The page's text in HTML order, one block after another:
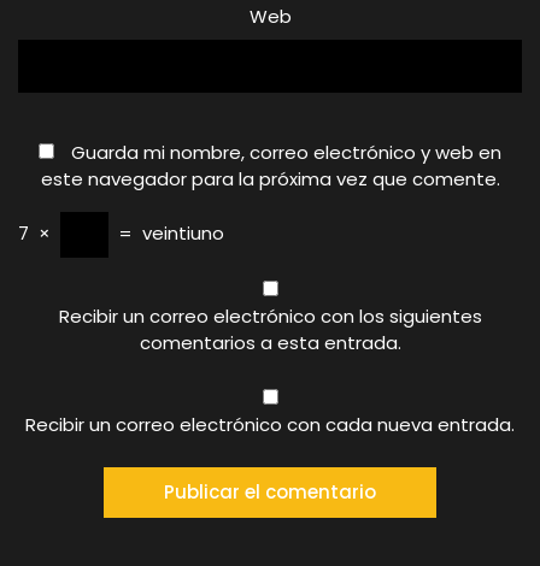
Web
Guarda mi nombre, correo electrónico y web en
este navegador para la próxima vez que comente.
7 × = veintiuno
Recibir un correo electrónico con los siguientes
comentarios a esta entrada.
Recibir un correo electrónico con cada nueva entrada.